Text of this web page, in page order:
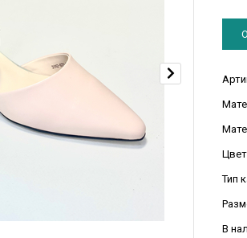
Цвет
Тип
В